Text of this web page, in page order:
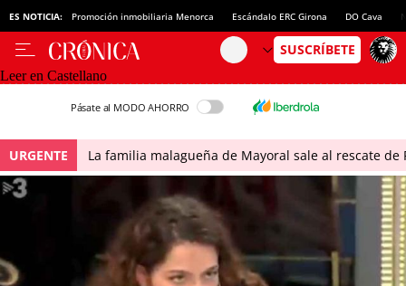
ES NOTICIA: Promoción inmobiliaria Menorca Escándalo ERC Girona DO Cava
Leer en Castellano
Pásate al MODO AHORRO
URGENTE La familia malagueña de Mayoral sale al rescate